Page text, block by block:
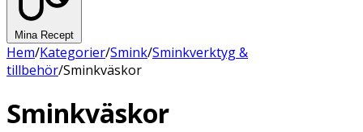
Mina Recept
Hem/Kategorier/Smink/Sminkverktyg &
tillbehör/Sminkväskor
Sminkväskor